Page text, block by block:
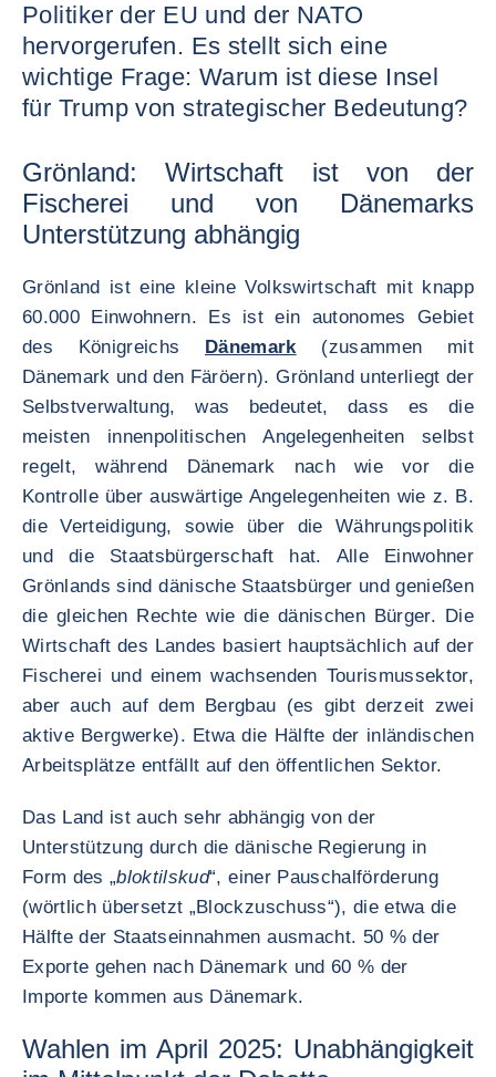
Politiker der EU und der NATO
hervorgerufen. Es stellt sich eine
wichtige Frage: Warum ist diese Insel
für Trump von strategischer Bedeutung?
Grönland: Wirtschaft ist von der
Fischerei und von Dänemarks
Unterstützung abhängig
Grönland ist eine kleine Volkswirtschaft mit knapp
60.000 Einwohnern. Es ist ein autonomes Gebiet
des Königreichs Dänemark(zusammen mit
Dänemark und den Färöern). Grönland unterliegt der
Selbstverwaltung, was bedeutet, dass es die
meisten innenpolitischen Angelegenheiten selbst
regelt, während Dänemark nach wie vor die
Kontrolle über auswärtige Angelegenheiten wie z. B.
die Verteidigung, sowie über die Währungspolitik
und die Staatsbürgerschaft hat. Alle Einwohner
Grönlands sind dänische Staatsbürger und genießen
die gleichen Rechte wie die dänischen Bürger. Die
Wirtschaft des Landes basiert hauptsächlich auf der
Fischerei und einem wachsenden Tourismussektor,
aber auch auf dem Bergbau (es gibt derzeit zwei
aktive Bergwerke). Etwa die Hälfte der inländischen
Arbeitsplätze entfällt auf den öffentlichen Sektor.
Das Land ist auch sehr abhängig von der
Unterstützung durch die dänische Regierung in
Form des „bloktilskud“, einer Pauschalförderung
(wörtlich übersetzt „Blockzuschuss“), die etwa die
Hälfte der Staatseinnahmen ausmacht. 50 % der
Exporte gehen nach Dänemark und 60 % der
Importe kommen aus Dänemark.
Wahlen im April 2025: Unabhängigkeit